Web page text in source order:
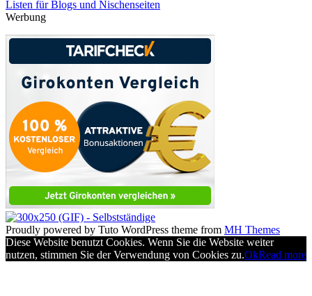
Werbung
Proudly powered by Tuto WordPress theme from MH Themes
Diese Website benutzt Cookies. Wenn Sie die Website weiter
nutzen, stimmen Sie der Verwendung von Cookies zu.OkRead more